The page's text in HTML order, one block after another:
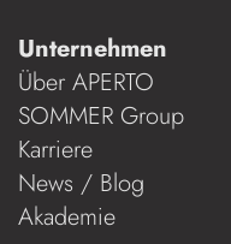
Unternehmen
Über APERTO
SOMMER Group
Karriere
News / Blog
Akademie